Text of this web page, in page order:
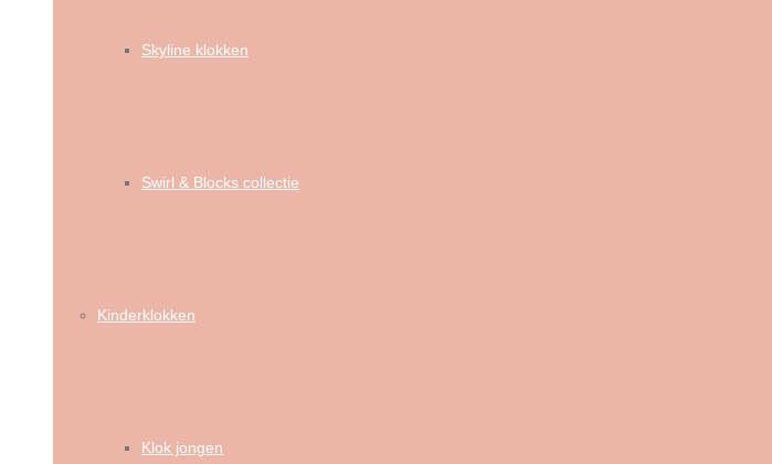
Skyline klokken
Swirl & Blocks collectie
Kinderklokken
Klok jongen